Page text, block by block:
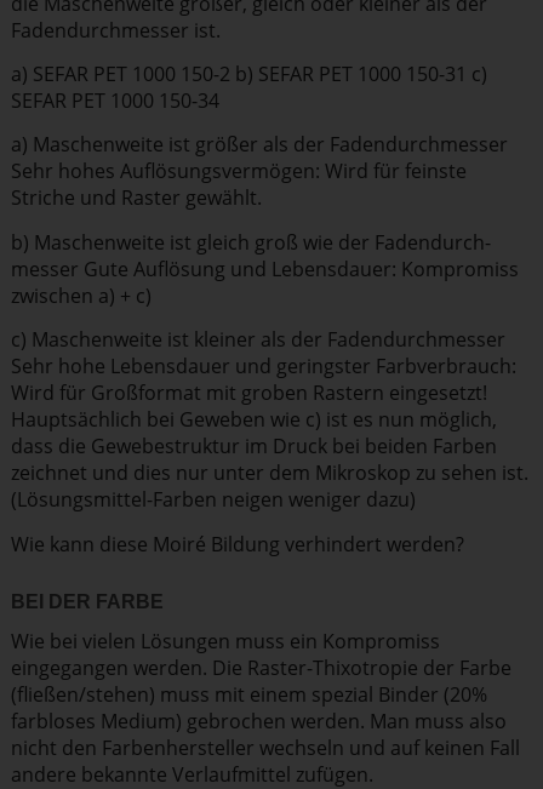
Faden­durch­messer ist.
a) SEFAR PET 1000 150-2 b) SEFAR PET 1000 150-31 c)
SEFAR PET 1000 150-34
a) Maschen­weite ist größer als der Faden­durch­messer
Sehr hohes Auflö­sungs­ver­mögen: Wird für feinste
Striche und Raster gewählt.
b) Maschen­weite ist gleich groß wie der Faden­durch­
messer Gute Auflösung und Lebensdauer: Kompromiss
zwischen a) + c)
c) Maschen­weite ist kleiner als der Faden­durch­messer
Sehr hohe Lebensdauer und geringster Farbver­brauch:
Wird für Großformat mit groben Rastern eingesetzt!
Haupt­sächlich bei Geweben wie c) ist es nun möglich,
dass die Gewebe­struktur im Druck bei beiden Farben
zeichnet und dies nur unter dem Mikroskop zu sehen ist.
(Lösungs­mittel-Farben neigen weniger dazu)
Wie kann diese Moiré Bildung verhindert werden?
BEI DER FARBE
Wie bei vielen Lösungen muss ein Kompromiss
eingegangen werden. Die Raster-Thixotropie der Farbe
(fließen/stehen) muss mit einem spezial Binder (20%
farbloses Medium) gebrochen werden. Man muss also
nicht den Farben­her­steller wechseln und auf keinen Fall
andere bekannte Verlauf­mittel zufügen.